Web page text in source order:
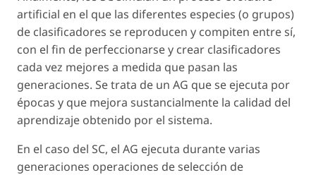
artificial en el que las diferentes especies (o grupos)
de clasificadores se reproducen y compiten entre sí,
con el fin de perfeccionarse y crear clasificadores
cada vez mejores a medida que pasan las
generaciones. Se trata de un AG que se ejecuta por
épocas y que mejora sustancialmente la calidad del
aprendizaje obtenido por el sistema.
En el caso del SC, el AG ejecuta durante varias
generaciones operaciones de selección de